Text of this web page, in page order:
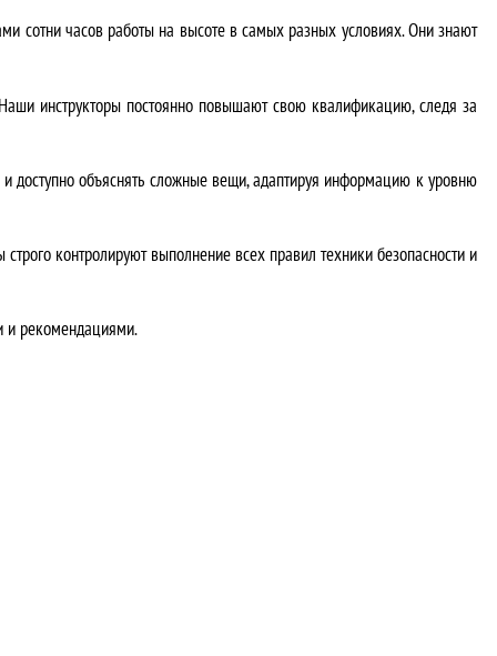
сотни часов работы на высоте в самых разных условиях. Они знают
инструкторы постоянно повышают свою квалификацию, следя за
объяснять сложные вещи, адаптируя информацию к уровню
контролируют выполнение всех правил техники безопасности и
и рекомендациями.